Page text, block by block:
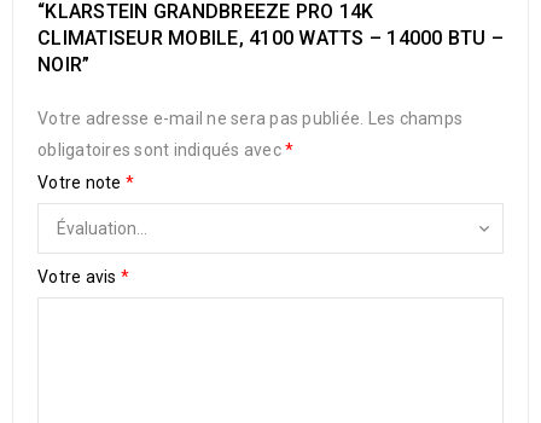
“KLARSTEIN GRANDBREEZE PRO 14K
CLIMATISEUR MOBILE, 4100 WATTS – 14000 BTU –
NOIR”
Votre adresse e-mail ne sera pas publiée.
Les champs
obligatoires sont indiqués avec*
Votre note *
Votre avis *